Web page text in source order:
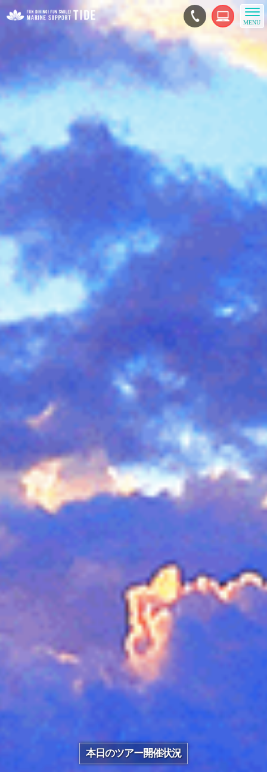
本日のツアー開催状況